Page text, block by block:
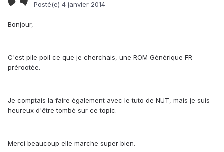
Posté(e) 4 janvier 2014
Bonjour,
C'est pile poil ce que je cherchais, une ROM Générique FR
prérootée.
Je comptais la faire également avec le tuto de NUT, mais je suis
heureux d'être tombé sur ce topic.
Merci beaucoup elle marche super bien.